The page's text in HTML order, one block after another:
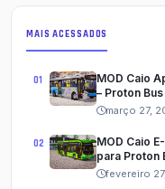
MAIS ACESSADOS
MOD Caio
– Proton
março 27,
MOD Caio
para Proton
fevereiro